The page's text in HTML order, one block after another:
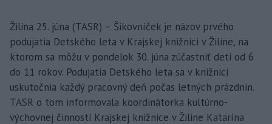
Žilina 25. júna (TASR) – Šikovníček je názov prvého
podujatia Detského leta v Krajskej knižnici v Žiline, na
ktorom sa môžu v pondelok 30. júna zúčastniť deti od 6
do 11 rokov. Podujatia Detského leta sa v knižnici
uskutočnia každý pracovný deň počas letných prázdnin.
TASR o tom informovala koordinátorka kultúrno-
výchovnej činnosti Krajskej knižnice v Žiline Katarína